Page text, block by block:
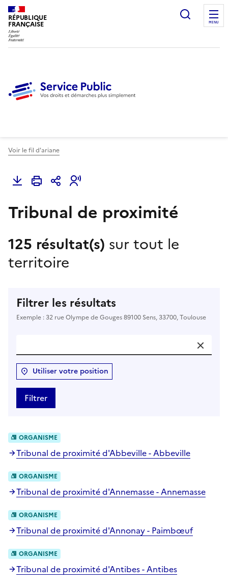
RÉPUBLIQUE
FRANÇAISE
Ouvrir
MENU
Voir le fil d'ariane
Tribunal de proximité
125 résultat(s) sur tout le
territoire
Filtrer les résultats
Exemple : 32 rue Olympe de Gouges 89100 Sens, 33700, Toulouse
Utiliser votre position
Filtrer
ORGANISME
Tribunal de proximité d'Abbeville - Abbeville
ORGANISME
Tribunal de proximité d'Annemasse - Annemasse
ORGANISME
Tribunal de proximité d'Annonay - Paimbœuf
ORGANISME
Tribunal de proximité d'Antibes - Antibes